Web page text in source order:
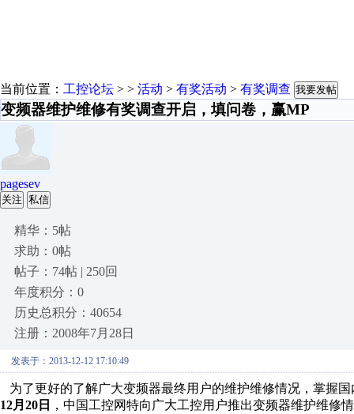
当前位置： 工控论坛 > > 活动 > 有奖活动 > 有奖调查 我要发帖
变频器维护维修有奖调查开启，填问卷，赢MP
pagesev
关注 私信
精华：5帖
求助：0帖
帖子：74帖 | 250回
年度积分：0
历史总积分：40654
注册：2008年7月28日
发表于：2013-12-12 17:10:49
为了更好的了解广大变频器最终用户的维护维修情况，掌握
12月20日
，中国工控网特向广大工控用户推出变频器维护维修